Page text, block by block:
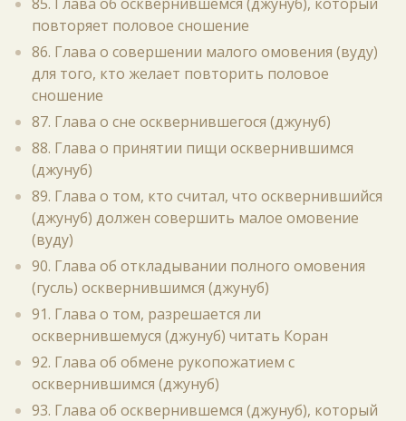
повторяет половое сношение
86. Глава о совершении малого омовения (вуду)
для того, кто желает повторить половое
сношение
87. Глава о сне осквернившегося (джунуб)
88. Глава о принятии пищи осквернившимся
(джунуб)
89. Глава о том, кто считал, что осквернившийся
(джунуб) должен совершить малое омовение
(вуду)
90. Глава об откладывании полного омовения
(гусль) осквернившимся (джунуб)
91. Глава о том, разрешается ли
осквернившемуся (джунуб) читать Коран
92. Глава об обмене рукопожатием с
осквернившимся (джунуб)
93. Глава об осквернившемся (джунуб), который